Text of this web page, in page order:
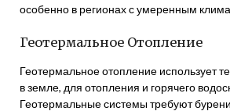
особенно в регионах с умеренным
Геотермальное Отопление
Геотермальное отопление использует
в земле, для отопления и горячего
Геотермальные системы требуют